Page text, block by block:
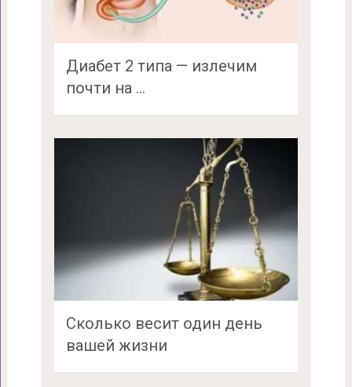
Диабет 2 типа — излечим
почти на …
Сколько весит один день
вашей жизни